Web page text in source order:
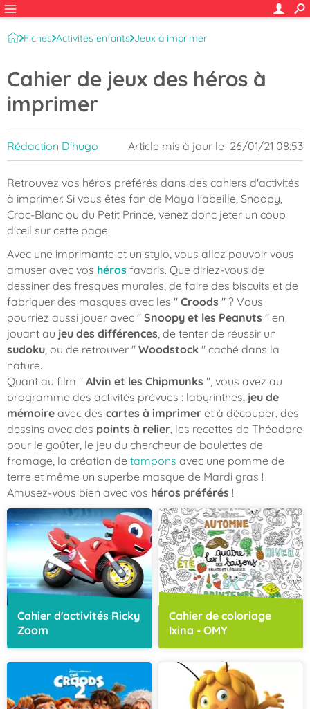
Fiches Activités enfants Jeux à imprimer
Cahier de jeux des héros à
imprimer
Rédaction D'hugo Article mis à jour le 26/01/21 08:53
Retrouvez vos héros préférés dans des cahiers d'activités
à imprimer. Si vous êtes fan de Maya l'abeille, Snoopy,
Croc-Blanc ou du Petit Prince, venez donc jeter un coup
d'œil sur cette page.
Avec une imprimante et un stylo, vous allez pouvoir vous
amuser avec vos héros favoris. Que diriez-vous de
dessiner des fresques murales, de faire des biscuits et de
fabriquer des masques avec les " Croods " ? Vous
pourriez aussi jouer avec " Snoopy et les Peanuts " en
jouant au jeu des différences, de tenter de réussir un
sudoku, ou de retrouver " Woodstock " caché dans la
nature.
Quant au film " Alvin et les Chipmunks ", vous avez au
programme des activités prévues : labyrinthes, jeu de
mémoire avec des cartes à imprimer et à découper, des
dessins avec des points à relier, les recettes de Théodore
pour le goûter, le jeu du chercheur de boulettes de
fromage, la création de tampons avec une pomme de
terre et même un superbe masque de Mardi gras !
Amusez-vous bien avec vos héros préférés !
Cahier d'activités Ricky
Zoom
Cahier de coloriage
Ixina - OMY